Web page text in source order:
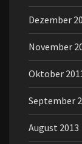
Dezember
November
Oktober
September
August 2013